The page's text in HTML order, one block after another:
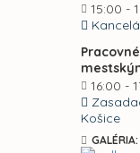
15:00 -
16:00 -
Košice
GALÉRIA: